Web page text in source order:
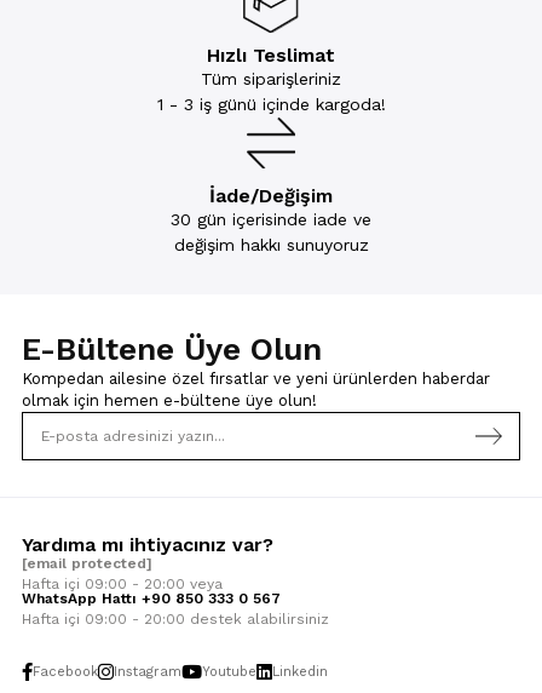
Hızlı Teslimat
Tüm siparişleriniz
1 - 3 iş günü içinde kargoda!
İade/Değişim
30 gün içerisinde iade ve
değişim hakkı sunuyoruz
E-Bültene Üye Olun
Kompedan ailesine özel fırsatlar ve yeni ürünlerden haberdar
olmak için hemen e-bültene üye olun!
Yardıma mı ihtiyacınız var?
[email protected]
Hafta içi 09:00 - 20:00 veya
WhatsApp Hattı +90 850 333 0 567
Hafta içi 09:00 - 20:00 destek alabilirsiniz
Facebook Instagram Youtube Linkedin